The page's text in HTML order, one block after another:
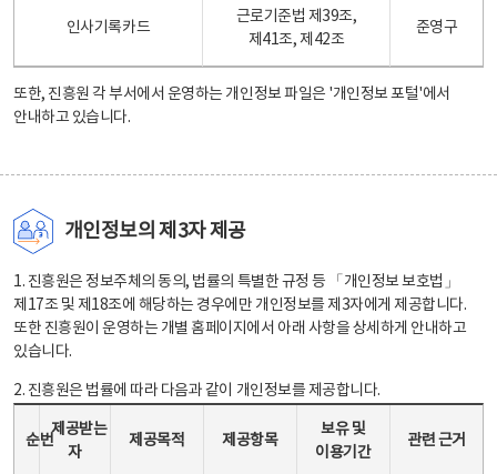
인사기록카드
근로기준법 제39조,
제41조, 제42조
준영구
또한, 진흥원 각 부서에서 운영하는 개인정보 파일은 '개인정보 포털'에서
안내하고 있습니다.
개인정보의 제3자 제공
1. 진흥원은 정보주체의 동의, 법률의 특별한 규정 등 「개인정보 보호법」
제17조 및 제18조에 해당하는 경우에만 개인정보를 제3자에게 제공합니다.
또한 진흥원이 운영하는 개별 홈페이지에서 아래 사항을 상세하게 안내하고
있습니다.
2. 진흥원은 법률에 따라 다음과 같이 개인정보를 제공합니다.
순번
제공받는
자
제공목적 제공항목
보유 및
이용기간
관련 근거